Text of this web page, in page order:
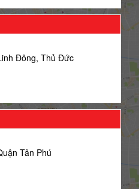
Đông, Thủ Đức
Tân Phú